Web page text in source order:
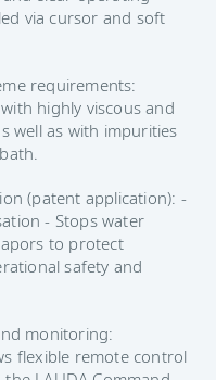
via cursor and soft
requirements:
highly viscous and
well as with impurities
(patent application): -
- Stops water
to protect
safety and
monitoring:
flexible remote control